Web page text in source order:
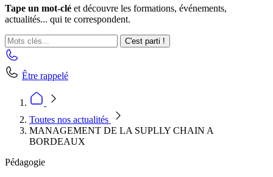
Tape un mot-clé et découvre les formations, événements,
actualités... qui te correspondent.
C'est parti !
Être rappelé
Toutes nos actualités
MANAGEMENT DE LA SUPLLY CHAIN A
BORDEAUX
Pédagogie